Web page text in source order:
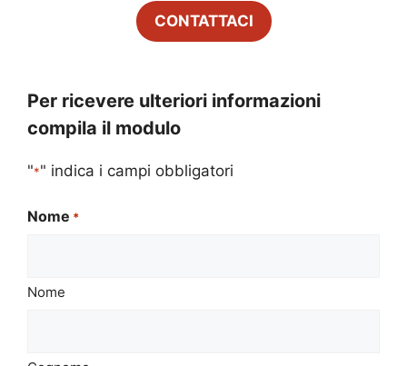
CONTATTACI
Per ricevere ulteriori informazioni
compila il modulo
"*" indica i campi obbligatori
Nome *
Nome